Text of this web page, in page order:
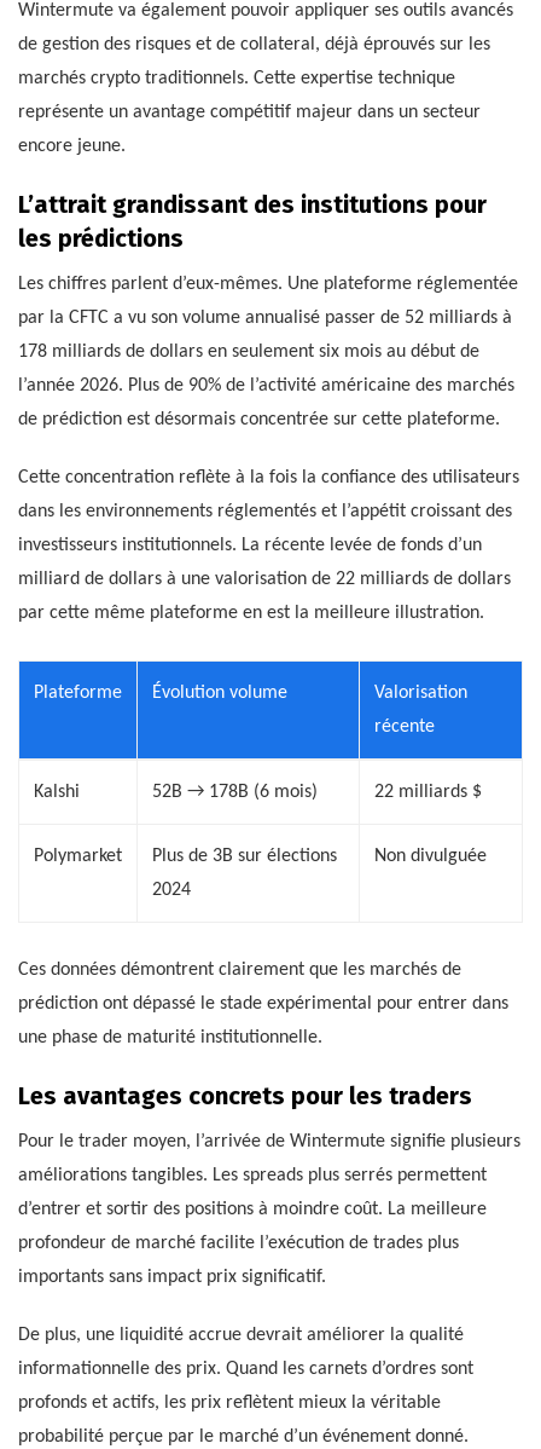
Wintermute va également pouvoir appliquer ses outils avancés
de gestion des risques et de collateral, déjà éprouvés sur les
marchés crypto traditionnels. Cette expertise technique
représente un avantage compétitif majeur dans un secteur
encore jeune.
L’attrait grandissant des institutions pour
les prédictions
Les chiffres parlent d’eux-mêmes. Une plateforme réglementée
par la CFTC a vu son volume annualisé passer de 52 milliards à
178 milliards de dollars en seulement six mois au début de
l’année 2026. Plus de 90% de l’activité américaine des marchés
de prédiction est désormais concentrée sur cette plateforme.
Cette concentration reflète à la fois la confiance des utilisateurs
dans les environnements réglementés et l’appétit croissant des
investisseurs institutionnels. La récente levée de fonds d’un
milliard de dollars à une valorisation de 22 milliards de dollars
par cette même plateforme en est la meilleure illustration.
Plateforme Évolution volume
Valorisation
récente
Kalshi 52B → 178B (6 mois) 22 milliards $
Polymarket
Plus de 3B sur élections
2024
Non divulguée
Ces données démontrent clairement que les marchés de
prédiction ont dépassé le stade expérimental pour entrer dans
une phase de maturité institutionnelle.
Les avantages concrets pour les traders
Pour le trader moyen, l’arrivée de Wintermute signifie plusieurs
améliorations tangibles. Les spreads plus serrés permettent
d’entrer et sortir des positions à moindre coût. La meilleure
profondeur de marché facilite l’exécution de trades plus
importants sans impact prix significatif.
De plus, une liquidité accrue devrait améliorer la qualité
informationnelle des prix. Quand les carnets d’ordres sont
profonds et actifs, les prix reflètent mieux la véritable
probabilité perçue par le marché d’un événement donné.